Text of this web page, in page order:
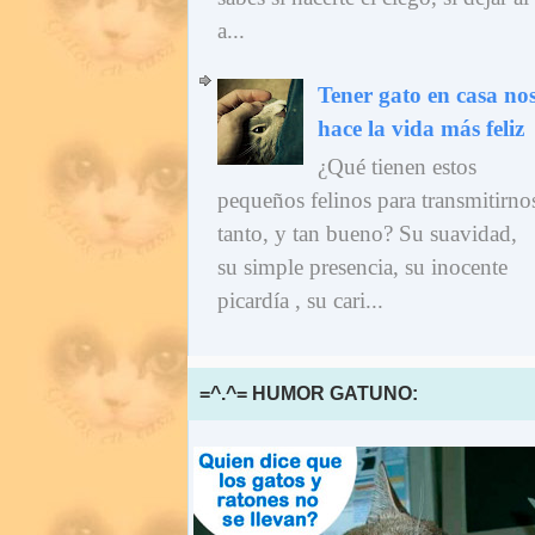
a...
Tener gato en casa
hace la vida más feliz
¿Qué tienen estos
pequeños felinos para
tanto, y tan bueno? Su suavidad,
su simple presencia, su inocente
picardía , su cari...
=^.^= HUMOR GATUNO: